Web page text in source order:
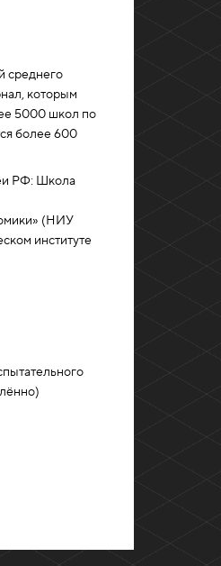
среднего
которым
5000 школ по
более 600
РФ: Школа
(НИУ
институте